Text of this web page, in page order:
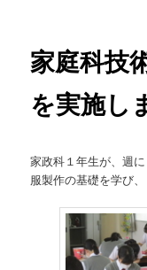
家庭科技
を実施し
家政科１年生が、週
服製作の基礎を学び